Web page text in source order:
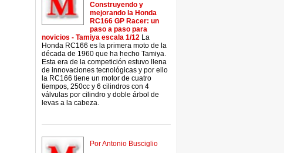
Construyendo y
mejorando la Honda
RC166 GP Racer: un
paso a paso para
novicios - Tamiya escala 1/12 La
Honda RC166 es la primera moto de la
década de 1960 que ha hecho Tamiya.
Esta era de la competición estuvo llena
de innovaciones tecnológicas y por ello
la RC166 tiene un motor de cuatro
tiempos, 250cc y 6 cilindros con 4
válvulas por cilindro y doble árbol de
levas a la cabeza.
Por Antonio Busciglio